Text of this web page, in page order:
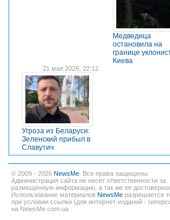
Медведица
остановила на
границе
Киева
21 мая 2026, 22:12
Угроза из Беларуси:
Зеленский прибыл в
Славутич
© 2009 - 2026 NewsMe . Все права защищены.
Администрация сайта не несёт ответственности за
размещённую информацию, а так же ее
Использование материалов NewsMe разрешается
при условии ссылки (для интернет-изданий -
на NewsMe.com.ua.